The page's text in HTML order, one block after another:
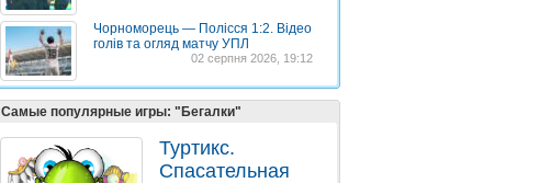
Чорноморець — Полісся 1:2. Відео
голів та огляд матчу УПЛ
02 серпня 2026, 19:12
Самые популярные игры: "Бегалки"
Туртикс.
Спасательная